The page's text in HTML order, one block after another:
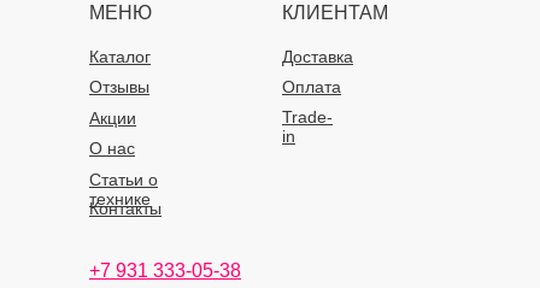
МЕНЮ КЛИЕНТАМ
Каталог
О нас
Доставка
Статьи о
технике
Оплата
Отзывы
Акции
Контакты
Trade-
in
+7 931 333-05-38